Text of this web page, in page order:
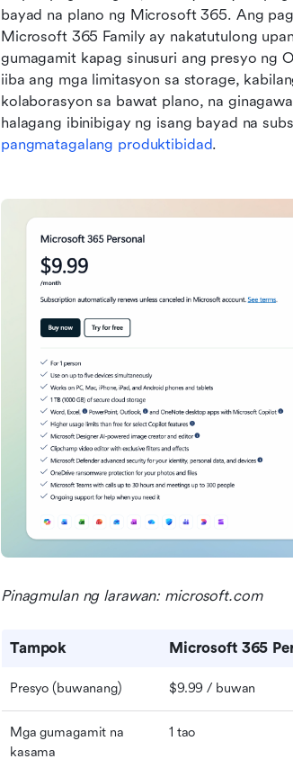
bayad na plano ng Microsoft 365. Ang
Microsoft 365 Family ay nakatutulong
gumagamit kapag sinusuri ang presyo ng
iiba ang mga limitasyon sa storage,
kolaborasyon sa bawat plano, na
pangmatagalang produktibidad.
Pinagmulan ng larawan: microsoft.com
Tampok Microsoft 365
Presyo (buwanang) $9.99 / buwan
Mga gumagamit na
kasama
1 tao